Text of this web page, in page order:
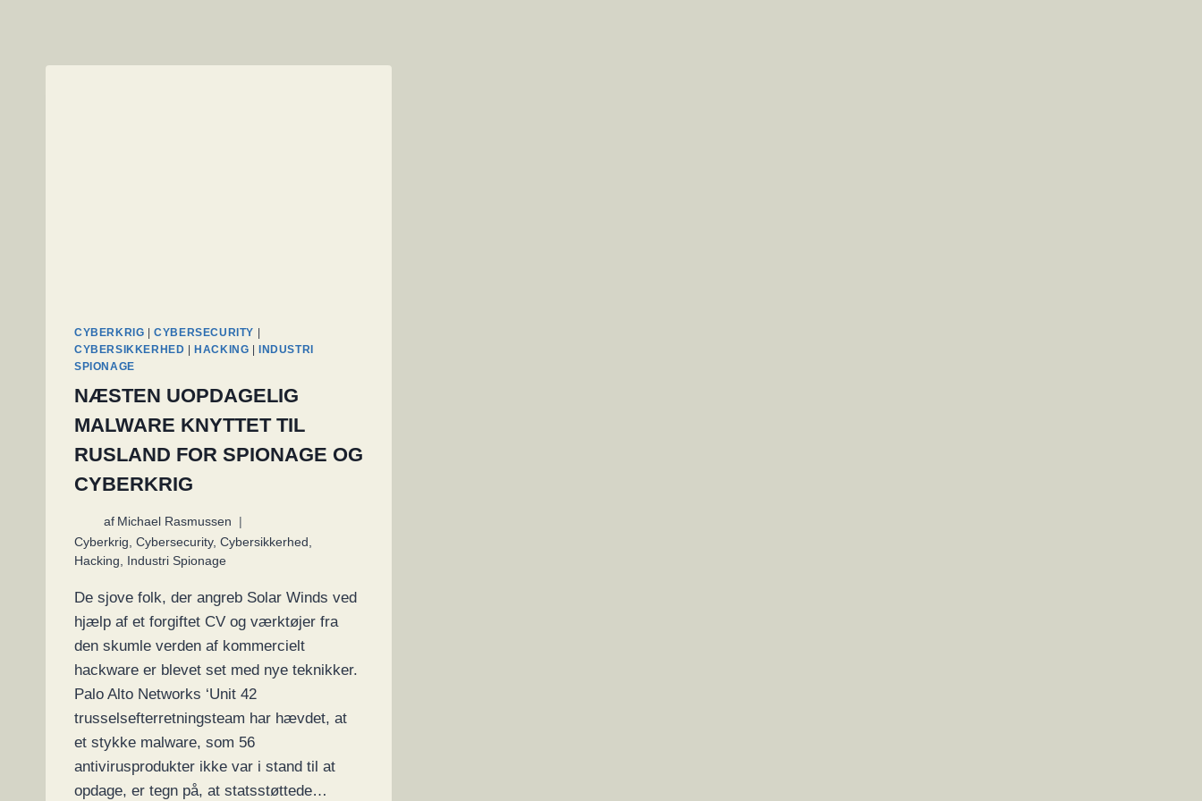
CYBERKRIG |CYBERSECURITY |
CYBERSIKKERHED |HACKING |INDUSTRI
SPIONAGE
NÆSTEN UOPDAGELIG
MALWARE KNYTTET TIL
RUSLAND FOR SPIONAGE OG
CYBERKRIG
af Michael Rasmussen
Cyberkrig, Cybersecurity, Cybersikkerhed ,
Hacking, Industri Spionage
De sjove folk, der angreb Solar Winds ved
hjælp af et forgiftet CV og værktøjer fra
den skumle verden af kommercielt
hackware er blevet set med nye teknikker.
Palo Alto Networks ‘Unit 42
trusselsefterretningsteam har hævdet, at
et stykke malware, som 56
antivirusprodukter ikke var i stand til at
opdage, er tegn på, at statsstøttede…